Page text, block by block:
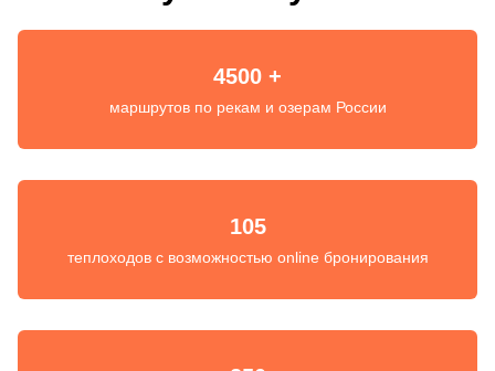
4500 +
маршрутов по рекам и озерам России
105
теплоходов с возможностью online бронирования